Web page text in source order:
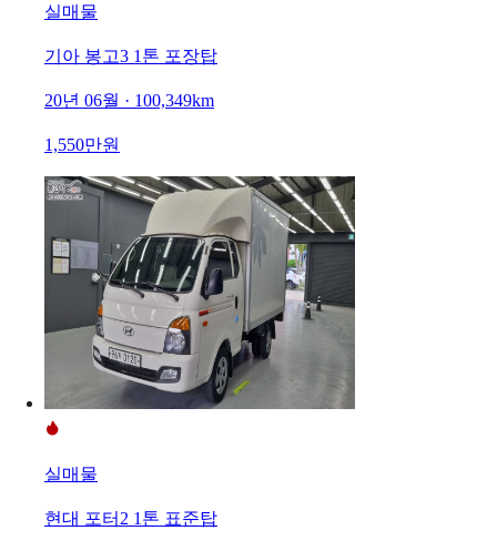
실매물
기아 봉고3 1톤 포장탑
20년 06월 · 100,349km
1,550만원
실매물
현대 포터2 1톤 표준탑